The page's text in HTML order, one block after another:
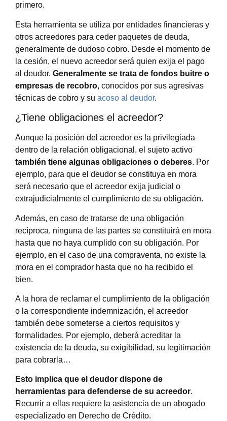
primero.
Esta herramienta se utiliza por entidades financieras y
otros acreedores para ceder paquetes de deuda,
generalmente de dudoso cobro. Desde el momento de
la cesión, el nuevo acreedor será quien exija el pago
al deudor. Generalmente se trata de fondos buitre o
empresas de recobro, conocidos por sus agresivas
técnicas de cobro y su acoso al deudor.
¿Tiene obligaciones el acreedor?
Aunque la posición del acreedor es la privilegiada
dentro de la relación obligacional, el sujeto activo
también tiene algunas obligaciones o deberes. Por
ejemplo, para que el deudor se constituya en mora
será necesario que el acreedor exija judicial o
extrajudicialmente el cumplimiento de su obligación.
Además, en caso de tratarse de una obligación
recíproca, ninguna de las partes se constituirá en mora
hasta que no haya cumplido con su obligación. Por
ejemplo, en el caso de una compraventa, no existe la
mora en el comprador hasta que no ha recibido el
bien.
A la hora de reclamar el cumplimiento de la obligación
o la correspondiente indemnización, el acreedor
también debe someterse a ciertos requisitos y
formalidades. Por ejemplo, deberá acreditar la
existencia de la deuda, su exigibilidad, su legitimación
para cobrarla…
Esto implica que el deudor dispone de
herramientas para defenderse de su acreedor.
Recurrir a ellas requiere la asistencia de un abogado
especializado en Derecho de Crédito.